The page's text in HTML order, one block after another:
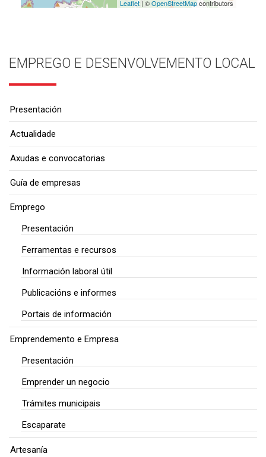
Leaflet| ©OpenStreetMapcontributors
EMPREGO E DESENVOLVEMENTO LOCAL
Presentación
Actualidade
Axudas e convocatorias
Guía de empresas
Emprego
Presentación
Ferramentas e recursos
Información laboral útil
Publicacións e informes
Portais de información
Emprendemento e Empresa
Presentación
Emprender un negocio
Trámites municipais
Escaparate
Artesanía